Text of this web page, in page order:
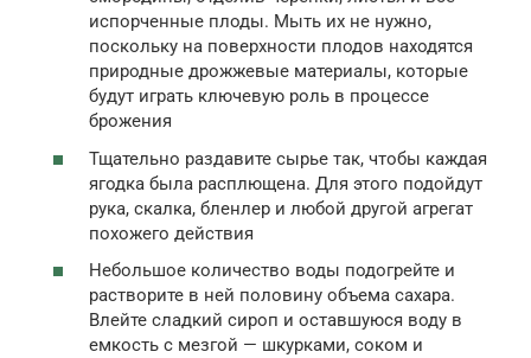
испорченные плоды. Мыть их не нужно,
поскольку на поверхности плодов находятся
природные дрожжевые материалы, которые
будут играть ключевую роль в процессе
брожения
Тщательно раздавите сырье так, чтобы каждая
ягодка была расплющена. Для этого подойдут
рука, скалка, бленлер и любой другой агрегат
похожего действия
Небольшое количество воды подогрейте и
растворите в ней половину объема сахара.
Влейте сладкий сироп и оставшуюся воду в
емкость с мезгой — шкурками, соком и